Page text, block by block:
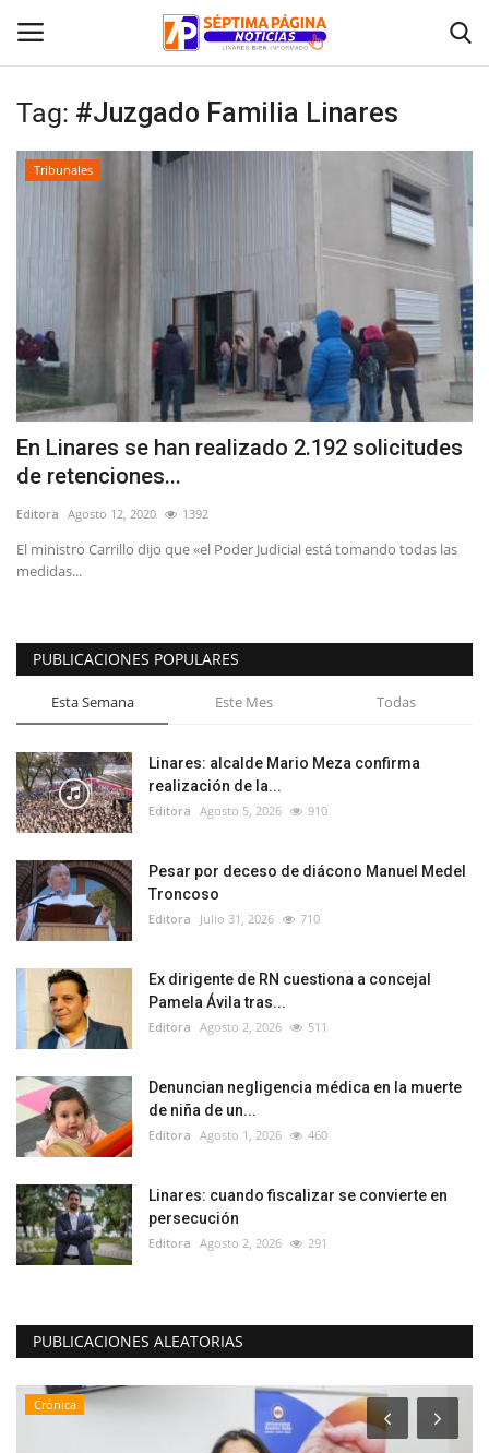
Inicio
Deporte
Política
Espectáculos
Tag: #Juzgado Familia Linares
Tribunales
En Linares se han realizado 2.192 solicitudes
de retenciones...
Editora Agosto 12, 2020 1392
El ministro Carrillo dijo que «el Poder Judicial está tomando todas las
medidas...
PUBLICACIONES POPULARES
Esta Semana Este Mes Todas
Linares: alcalde Mario Meza confirma
realización de la...
Editora Agosto 5, 2026 910
Pesar por deceso de diácono Manuel Medel
Troncoso
Editora Julio 31, 2026 710
Ex dirigente de RN cuestiona a concejal
Pamela Ávila tras...
Editora Agosto 2, 2026 511
Denuncian negligencia médica en la muerte
de niña de un...
Editora Agosto 1, 2026 460
Linares: cuando fiscalizar se convierte en
persecución
Editora Agosto 2, 2026 291
PUBLICACIONES ALEATORIAS
Crónica